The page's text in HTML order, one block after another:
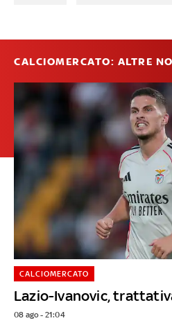
CALCIOMERCATO: ALTRE
Lazio-Ivanovic,
CALCIOMERCATO
08 ago - 21:04